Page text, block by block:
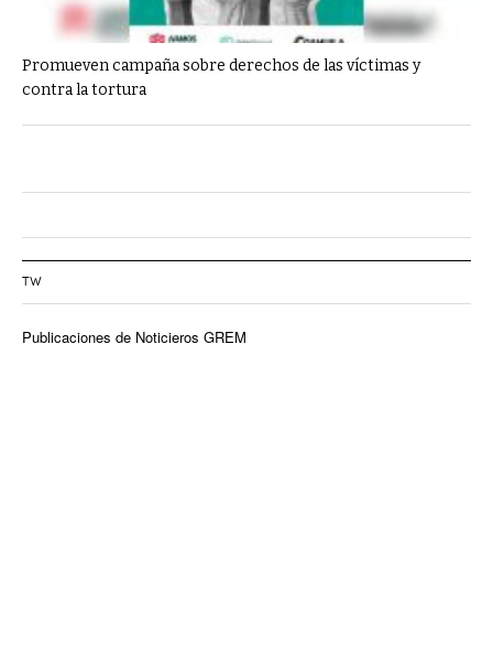
Promueven campaña sobre derechos de las víctimas y
contra la tortura
TW
Publicaciones de Noticieros GREM